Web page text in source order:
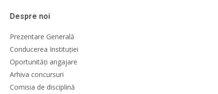
Despre noi
Prezentare Generală
Conducerea Instituției
Oportunități angajare
Arhiva concursuri
Comisia de disciplină